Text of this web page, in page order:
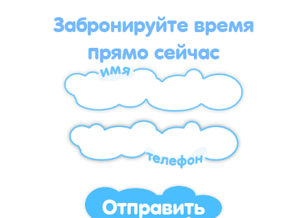
Забронируйте время
прямо сейчас
Отправить